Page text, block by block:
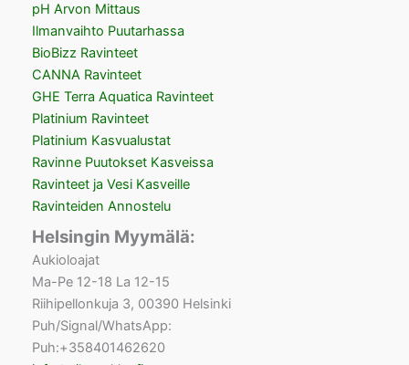
pH Arvon Mittaus
Ilmanvaihto Puutarhassa
BioBizz Ravinteet
CANNA Ravinteet
GHE Terra Aquatica Ravinteet
Platinium Ravinteet
Platinium Kasvualustat
Ravinne Puutokset Kasveissa
Ravinteet ja Vesi Kasveille
Ravinteiden Annostelu
Helsingin Myymälä:
Aukioloajat
Ma-Pe 12-18 La 12-15
Riihipellonkuja 3, 00390 Helsinki
Puh/Signal/WhatsApp:
Puh:+358401462620